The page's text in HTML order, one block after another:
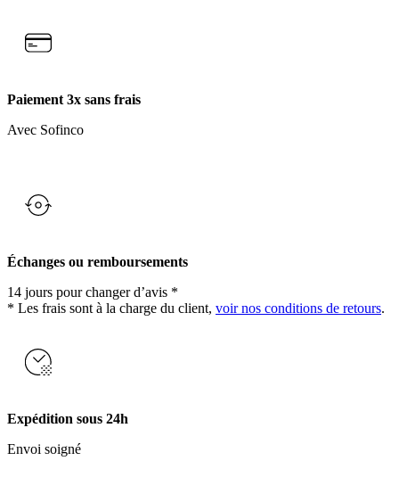
Paiement 3x sans frais
Avec Sofinco
Échanges ou remboursements
14 jours pour changer d’avis *
* Les frais sont à la charge du client, voir nos conditions de retours.
Expédition sous 24h
Envoi soigné